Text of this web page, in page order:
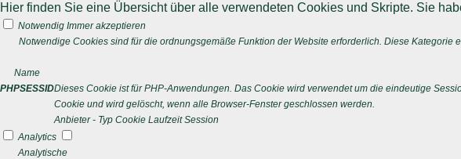
Hier finden Sie eine Übersicht über alle verwendeten Cookies und Skripte. Sie
Notwendig Immer akzeptieren
Notwendige Cookies sind für die ordnungsgemäße Funktion der Website erforderlich. Diese
Name
PHPSESSIDDieses Cookie ist für PHP-Anwendungen. Das Cookie wird verwendet um die eindeutige
Cookie und wird gelöscht, wenn alle Browser-Fenster geschlossen werden.
Anbieter - Typ Cookie Laufzeit Session
Analytics
Analytische